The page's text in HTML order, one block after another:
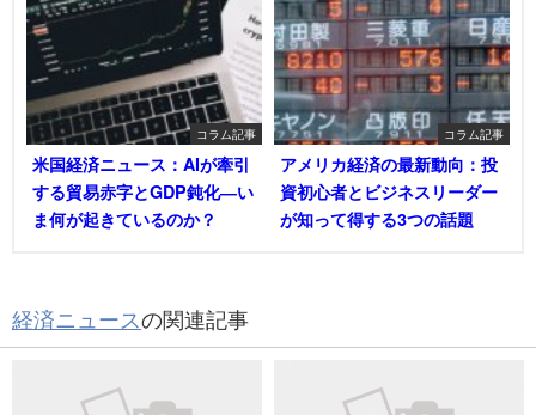
コラム記事
米国経済ニュース：AIが牽引
する貿易赤字とGDP鈍化―い
ま何が起きているのか？
コラム記事
アメリカ経済の最新動向：投
資初心者とビジネスリーダー
が知って得する3つの話題
経済ニュースの関連記事